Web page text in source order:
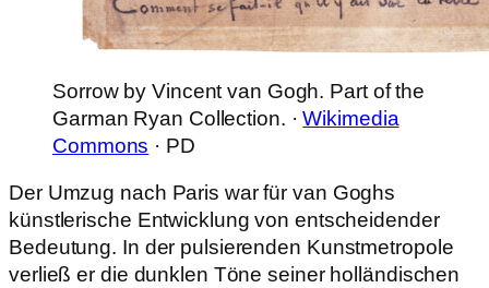
Sorrow by Vincent van Gogh. Part of the
Garman Ryan Collection. ·Wikimedia
Commons · PD
Der Umzug nach Paris war für van Goghs
künstlerische Entwicklung von entscheidender
Bedeutung. In der pulsierenden Kunstmetropole
verließ er die dunklen Töne seiner holländischen